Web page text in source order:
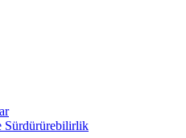
Sürdürürebilirlik